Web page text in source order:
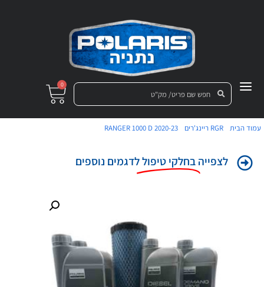
0
עמוד הבית /RGR ריינג'רים /
RANGER 1000 D 2020-23
לצפייהבחלקי טיפוללדגמים נוספים